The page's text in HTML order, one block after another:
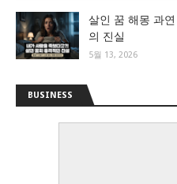
살인 꿈 해몽 과
의 진실
5월 13, 2026
BUSINESS